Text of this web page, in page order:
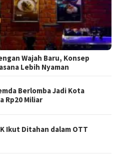
Wajah Baru, Konsep
Lebih Nyaman
Berlomba Jadi Kota
Rp20 Miliar
Ikut Ditahan dalam OTT